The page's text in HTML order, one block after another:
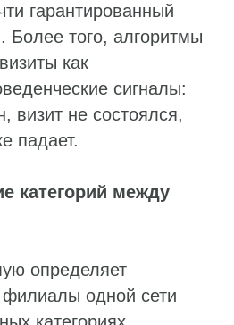
гарантированный
Более того, алгоритмы
как
сигналы:
визит не состоялся,
падает.
категорий между
определяет
одной сети